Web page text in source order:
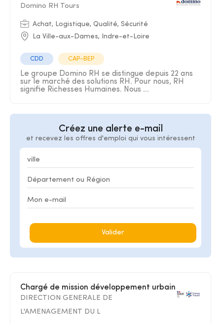
Domino RH Tours
Achat, Logistique, Qualité, Sécurité
La Ville-aux-Dames, Indre-et-Loire
CDD CAP-BEP
Le groupe Domino RH se distingue depuis 22 ans
sur le marché des solutions RH. Pour nous, RH
signifie Richesses Humaines. Nous ...
Créez une alerte e-mail
et recevez les offres d'emploi qui vous intéressent
Valider
Chargé de mission développement urbain
DIRECTION GENERALE DE
L'AMENAGEMENT DU L